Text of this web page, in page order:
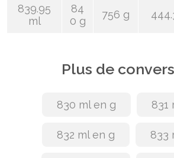
839.95
ml
84
0 g
756 g
Plus de
830 ml en g 831
832 ml en g 833